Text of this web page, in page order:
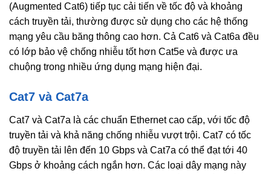
(Augmented Cat6) tiếp tục cải tiến về tốc độ và khoảng
cách truyền tải, thường được sử dụng cho các hệ thống
mạng yêu cầu băng thông cao hơn. Cả Cat6 và Cat6a đều
có lớp bảo vệ chống nhiễu tốt hơn Cat5e và được ưa
chuộng trong nhiều ứng dụng mạng hiện đại.
Cat7 và Cat7a
Cat7 và Cat7a là các chuẩn Ethernet cao cấp, với tốc độ
truyền tải và khả năng chống nhiễu vượt trội. Cat7 có tốc
độ truyền tải lên đến 10 Gbps và Cat7a có thể đạt tới 40
Gbps ở khoảng cách ngắn hơn. Các loại dây mạng này